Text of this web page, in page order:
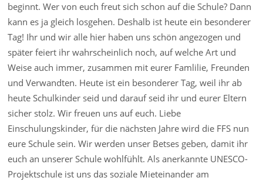
beginnt. Wer von euch freut sich schon auf die Schule? Dann
kann es ja gleich losgehen. Deshalb ist heute ein besonderer
Tag! Ihr und wir alle hier haben uns schön angezogen und
später feiert ihr wahrscheinlich noch, auf welche Art und
Weise auch immer, zusammen mit eurer Famlilie, Freunden
und Verwandten. Heute ist ein besonderer Tag, weil ihr ab
heute Schulkinder seid und darauf seid ihr und eurer Eltern
sicher stolz. Wir freuen uns auf euch. Liebe
Einschulungskinder, für die nächsten Jahre wird die FFS nun
eure Schule sein. Wir werden unser Betses geben, damit ihr
euch an unserer Schule wohlfühlt. Als anerkannte UNESCO-
Projektschule ist uns das soziale Mieteinander am